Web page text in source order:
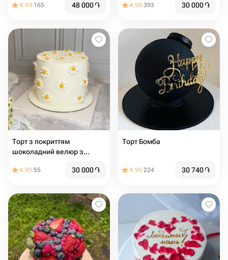
4.99 165 48 000֏ 4.96393 30 000֏
Торт з покриттям
шоколадний велюр з
день народження, дівчині,
4.9555 30 000֏
Торт Бомба
4.96224 30 740֏